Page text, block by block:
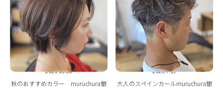
2023.10.28
秋のおすすめカラー muruchura銀
2023.7.19
大人のスペインカールmuruchura銀